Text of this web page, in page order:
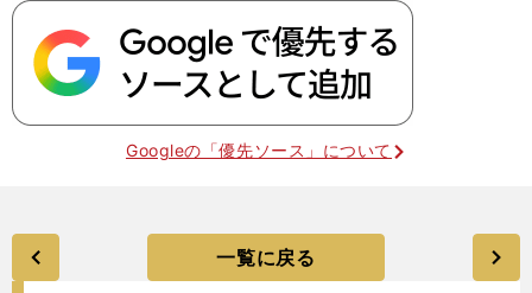
Googleの「優先ソース」について
一覧に戻る